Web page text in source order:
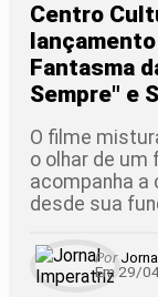
Centro
Fantasma
Sempre" e
O filme
o olhar de
acompanha a
desde sua
Por
Em 29/